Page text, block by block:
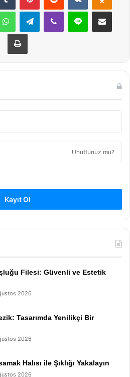
WhatsAppTelegramViber Line E-Posta ile
Yazdır
Unuttunuz mu?
Kayıt Ol
Filesi: Güvenli ve Estetik
2026
Tasarımda Yenilikçi Bir
2026
Halısı ile Şıklığı Yakalayın
2026